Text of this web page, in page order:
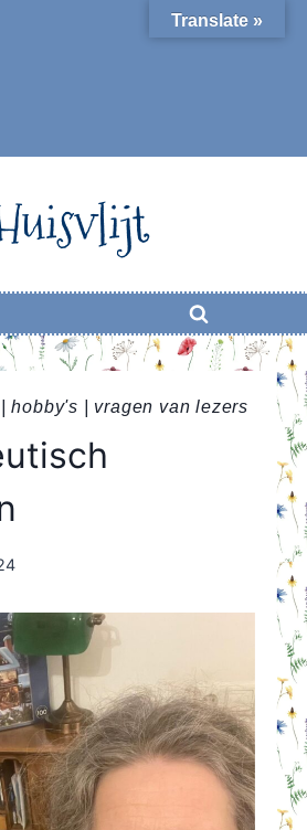
|hobby's vragen van lezers
Translate »